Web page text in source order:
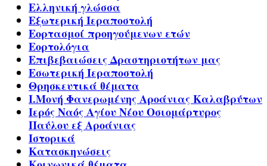
Ελληνική γλώσσα
Εξωτερική Ιεραποστολή
Εορτασμοί προηγούμενων ετών
Εορτολόγια
Επιβεβαιώσεις Δραστηριοτήτων μας
Εσωτερική Ιεραποστολή
Θρησκευτικά θέματα
Ι.Μονή Φανερωμένης Αροάνιας Καλαβρύτων
Ιερός Ναός Αγίου Νέου Οσιομάρτυρος
Παύλου εξ Αροάνιας
Ιστορικά
Κατασκηνώσεις